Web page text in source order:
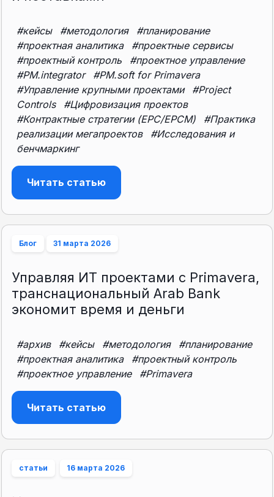
#кейсы #методология
#планирование
#проектная аналитика
#проектные сервисы
#проектный контроль
#проектное управление
#PM.integrator
#PM.soft for Primavera
#Управление крупными проектами
#Project
Controls
#Цифровизация проектов
#Контрактные стратегии (EPC/EPCM)
#Практика
реализации мегапроектов
#Исследования и
бенчмаркинг
Читать статью
Блог 31 марта 2026
Управляя ИТ проектами с Primavera,
транснациональный Arab Bank
экономит время и деньги
#архив #кейсы #методология
#планирование
#проектная аналитика
#проектный контроль
#проектное управление
#Primavera
Читать статью
статьи 16 марта 2026